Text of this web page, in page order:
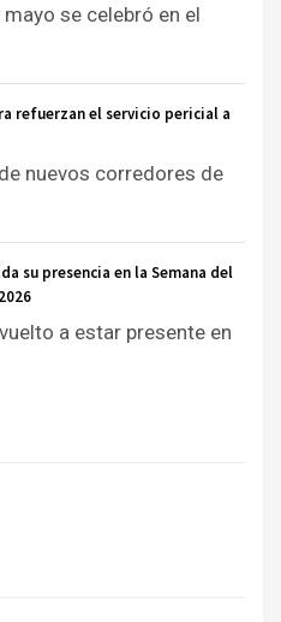
se celebró en el
refuerzan el servicio pericial a
nuevos corredores de
su presencia en la Semana del
a estar presente en